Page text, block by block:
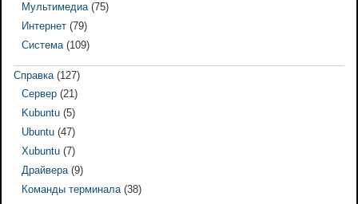
Мультимедиа(75)
Интернет (79)
Система(109)
Справка(127)
Сервер (21)
Kubuntu (5)
Ubuntu (47)
Xubuntu (7)
Драйвера(9)
Команды терминала(38)